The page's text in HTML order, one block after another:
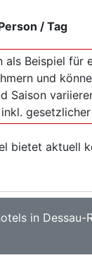
/ Tag
als Beispiel für
und
Saison
bietet aktuell
in Dessau-